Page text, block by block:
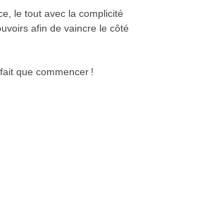
le tout avec la complicité
afin de vaincre le côté
que commencer !